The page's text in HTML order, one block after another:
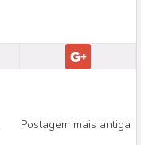
Postagem mais antiga